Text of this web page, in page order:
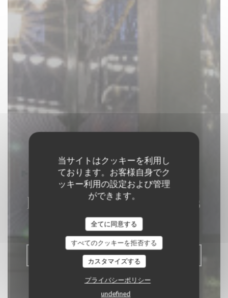
当サイトはクッキーを利用し
ております。お客様自身でク
ッキー利用の設定および管理
ができます。
全てに同意する
すべてのクッキーを拒否する
カスタマイズする
プライバシーポリシー
undefined
La Closerie des Lilas
グルメレストラン|
予約